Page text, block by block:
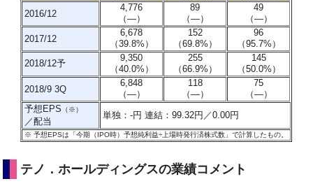
2016/12
4,776
（―）
89
（―）
49
（―）
2017/12
6,678
（39.8%）
152
（69.8%）
96
（95.7%）
2018/12予
9,350
（40.0%）
255
（66.9%）
145
（50.0%）
2018/9 3Q
6,848
（―）
118
（―）
75
（―）
予想EPS
（※）
／配当
単独：-円 連結：99.32円／0.00円
※ 予想EPSは「今期（IPO時）予想純利益÷上場時発行済株式数」で計算したもの。
テノ．ホールディングスの業績コメント